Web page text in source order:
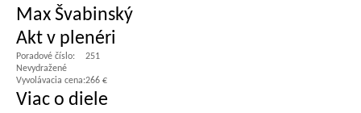
Max Švabinský
Akt v plenéri
Poradové číslo:
251
Nevydražené
Vyvolávacia cena:266 €
Viac o diele